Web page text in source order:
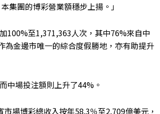
集團的博彩營業額穩步上揚。」
100%至1,371,363人次，其中76%來自中
為金邊市唯一的綜合度假勝地，亦有助提升
中場投注額則上升了44%。
場博彩總收入按年58.3％至2.709億美元，